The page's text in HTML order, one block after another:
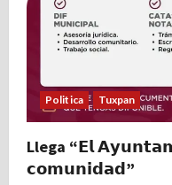
Politica Tuxpan
Llega “𝗘𝗹
𝗰𝗼𝗺𝘂𝗻𝗶𝗱𝗮𝗱”